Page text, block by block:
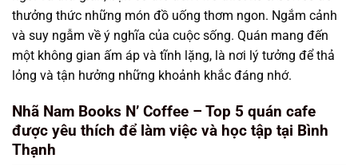
thưởng thức những món đồ uống thơm ngon. Ngắm cảnh
và suy ngẫm về ý nghĩa của cuộc sống. Quán mang đến
một không gian ấm áp và tĩnh lặng, là nơi lý tưởng để thả
lỏng và tận hưởng những khoảnh khắc đáng nhớ.
Nhã Nam Books N’ Coffee – Top 5 quán cafe
được yêu thích để làm việc và học tập tại Bình
Thạnh